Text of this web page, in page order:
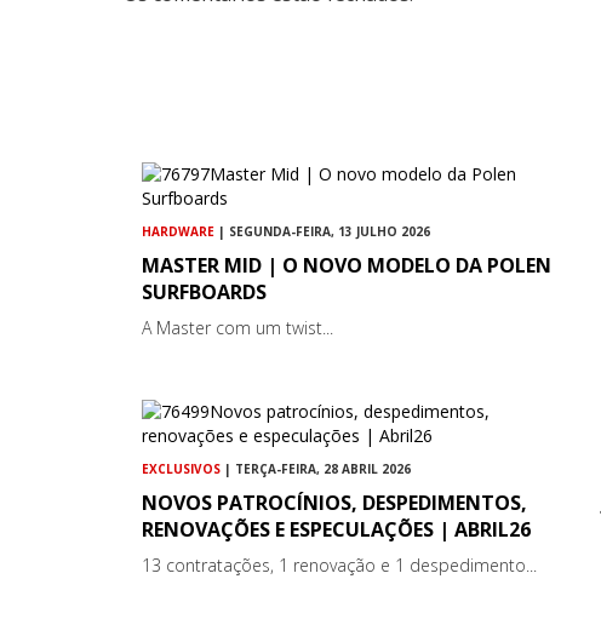
HARDWARE | SEGUNDA-FEIRA, 13 JULHO 2026
MASTER MID | O NOVO MODELO DA POLEN
SURFBOARDS
A Master com um twist...
EXCLUSIVOS | TERÇA-FEIRA, 28 ABRIL 2026
NOVOS PATROCÍNIOS, DESPEDIMENTOS,
RENOVAÇÕES E ESPECULAÇÕES | ABRIL26
13 contratações, 1 renovação e 1 despedimento...